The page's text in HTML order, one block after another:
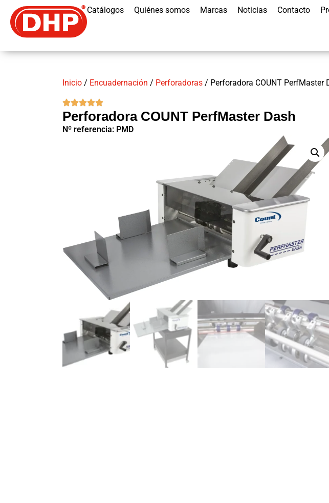
Catálogos Quiénes somos Marcas Noticias Contacto
Inicio / Encuadernación / Perforadoras / Perforadora COUNT PerfMaster
Perforadora COUNT PerfMaster Dash
Nº referencia: PMD